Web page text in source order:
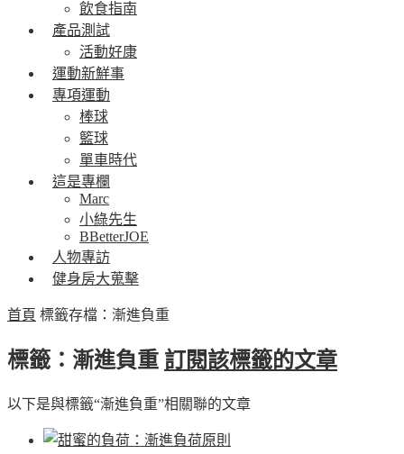
飲食指南
產品測試
活動好康
運動新鮮事
專項運動
棒球
籃球
單車時代
這是專欄
Marc
小綠先生
BBetterJOE
人物專訪
健身房大蒐擊
首頁 標籤存檔：漸進負重
標籤：漸進負重 訂閱該標籤的文章
以下是與標籤“漸進負重”相關聯的文章